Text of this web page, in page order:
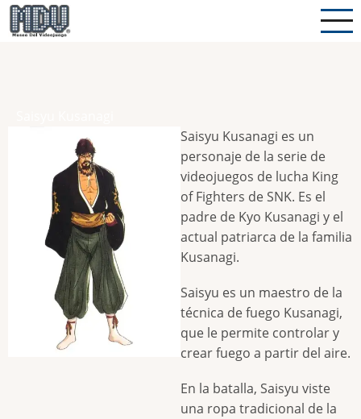
Pasar
al
Saisyu Kusanagi es un
personaje de la serie de
videojuegos de lucha King
of Fighters de SNK. Es el
padre de Kyo Kusanagi y el
actual patriarca de la familia
Kusanagi.
Saisyu es un maestro de la
técnica de fuego Kusanagi,
que le permite controlar y
crear fuego a partir del aire.
En la batalla, Saisyu viste
una ropa tradicional de la